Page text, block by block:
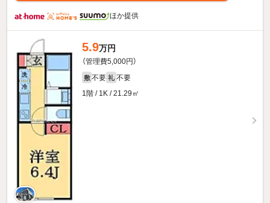
ほか提供
5.9万円
（管理費5,000円）
敷 不要 礼 不要
1階 / 1K / 21.29㎡